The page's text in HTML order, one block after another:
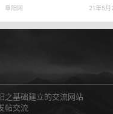
阜阳网 21年5月
之基础建立的交流网站
帖交流